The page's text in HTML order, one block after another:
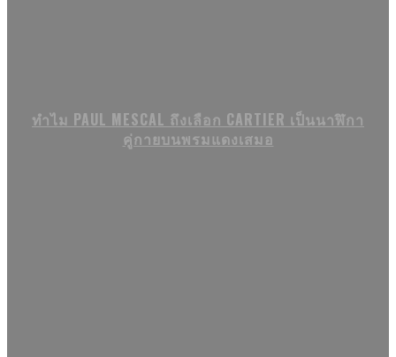
ทำไม PAUL MESCAL ถึงเลือก CARTIER เป็นนาฬิกา
คู่กายบนพรมแดงเสมอ